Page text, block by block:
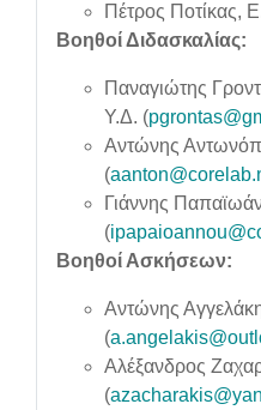
Πέτρος Ποτίκας,
Βοηθοί Διδασκαλίας:
Παναγιώτης
Υ.Δ. (
Αντώνης
(
Γιάννης
(
Βοηθοί Ασκήσεων:
Αντώνης
(
Αλέξανδρος
(